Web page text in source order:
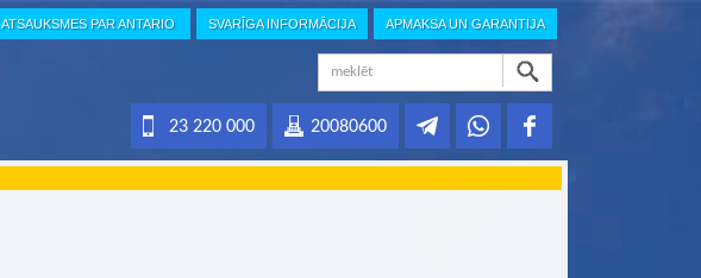
ATSAUKSMES PAR ANTARIO SVARĪGA INFORMĀCIJA APMAKSA UN GARANTIJA
20080600
23 220 000